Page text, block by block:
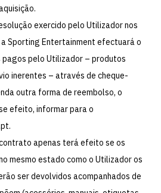
exercido pelo Utilizador nos
Sporting Entertainment efectuará o
pelo Utilizador – produtos
inerentes – através de cheque-
outra forma de reembolso, o
efeito, informar para o
.
apenas terá efeito se os
mesmo estado como o Utilizador os
ser devolvidos acompanhados de